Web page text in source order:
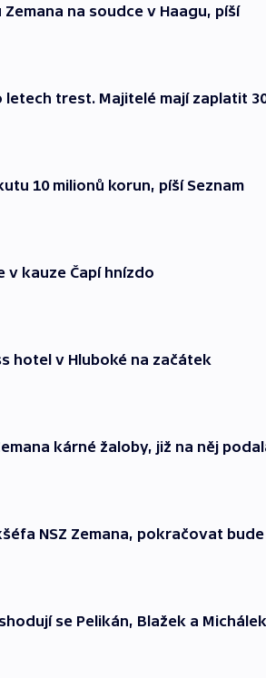
na soudce v Haagu, píší
trest. Majitelé mají zaplatit
10 milionů korun, píší Seznam
v kauze Čapí hnízdo
hotel v Hluboké na začátek
kárné žaloby, již na něj
NSZ Zemana, pokračovat bude
se Pelikán, Blažek a Michálek